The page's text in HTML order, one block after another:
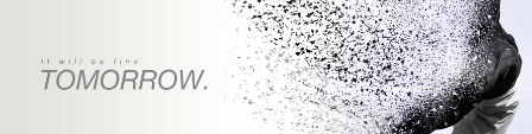
ナ
ッ
グ
観
ン
ガ・
ラ
リ
ー
ム